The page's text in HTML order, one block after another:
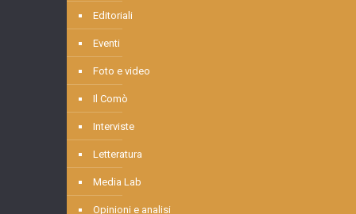
Editoriali
Eventi
Foto e video
Il Comò
Interviste
Letteratura
Media Lab
Opinioni e analisi